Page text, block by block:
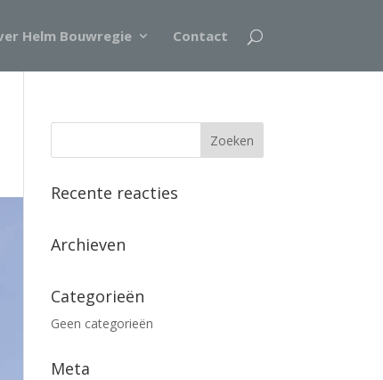
Helm Bouwregie Contact
Recente reacties
Archieven
Categorieën
Geen categorieën
Meta